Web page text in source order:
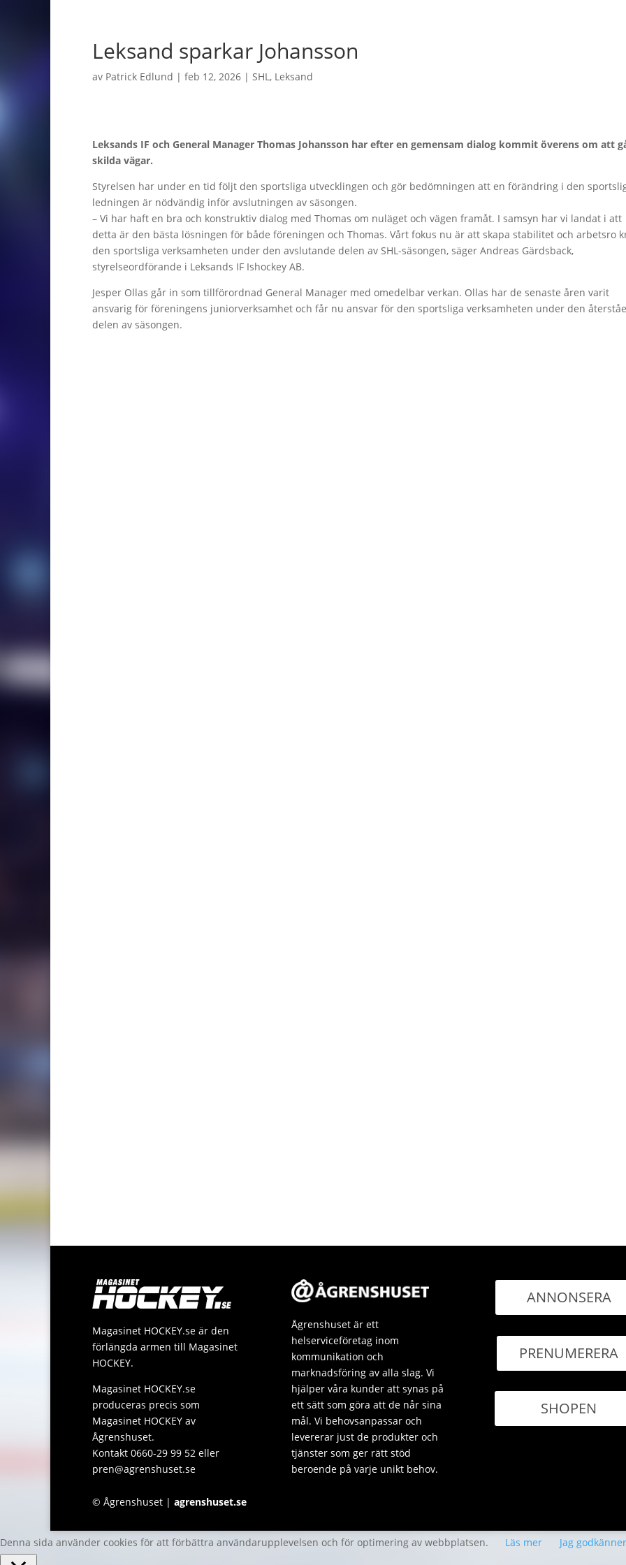
Leksand sparkar Johansson
av Patrick Edlund | feb 12, 2026 | SHL, Leksand
Leksands IF och General Manager Thomas Johansson har efter en gemensam dialog kommit överens om att
skilda vägar.
Styrelsen har under en tid följt den sportsliga utvecklingen och gör bedömningen att en förändring i den
ledningen är nödvändig inför avslutningen av säsongen.
– Vi har haft en bra och konstruktiv dialog med Thomas om nuläget och vägen framåt. I samsyn har vi landat i att
detta är den bästa lösningen för både föreningen och Thomas. Vårt fokus nu är att skapa stabilitet och arbetsro
den sportsliga verksamheten under den avslutande delen av SHL-säsongen, säger Andreas Gärdsback,
styrelseordförande i Leksands IF Ishockey AB.
Jesper Ollas går in som tillförordnad General Manager med omedelbar verkan. Ollas har de senaste åren varit
ansvarig för föreningens juniorverksamhet och får nu ansvar för den sportsliga verksamheten under den
delen av säsongen.
Magasinet HOCKEY.se är den
förlängda armen till Magasinet
HOCKEY.
Magasinet HOCKEY.se
produceras precis som
Magasinet HOCKEY av
Ågrenshuset.
Kontakt 0660-29 99 52 eller
pren@agrenshuset.se
Ågrenshuset är ett
helserviceföretag inom
kommunikation och
marknadsföring av alla slag. Vi
hjälper våra kunder att synas på
ett sätt som göra att de når sina
mål. Vi behovsanpassar och
levererar just de produkter och
tjänster som ger rätt stöd
beroende på varje unikt behov.
ANNONSERA
PRENUMERERA
SHOPEN
© Ågrenshuset | agrenshuset.se
Denna sida använder cookies för att förbättra användarupplevelsen och för optimering av webbplatsen. Läs mer Jag godkänner